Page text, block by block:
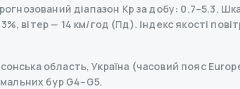
діапазон Kp за добу: 0.7–5.3.
вітер — 14 км/год (Пд). Індекс якості
область, Україна (часовий пояс
бур G4–G5.